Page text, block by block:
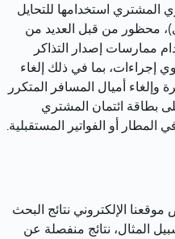
المشتري استخدامها للتحايل
محظور من قبل العديد من
ممارسات إصدار التذاكر
إجراءات، بما في ذلك إلغاء
وإلغاء أميال المسافر المتكرر
بطاقة ائتمان المشتري
المطار أو الفواتير المستقبلية.
الإلكتروني نتائج البحث
المثال، نتائج منفصلة عن